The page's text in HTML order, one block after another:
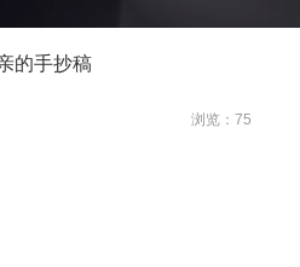
的手抄稿
浏览：75